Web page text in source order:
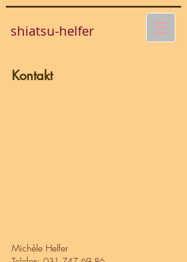
shiatsu-helfer
Kontakt
Michèle Helfer